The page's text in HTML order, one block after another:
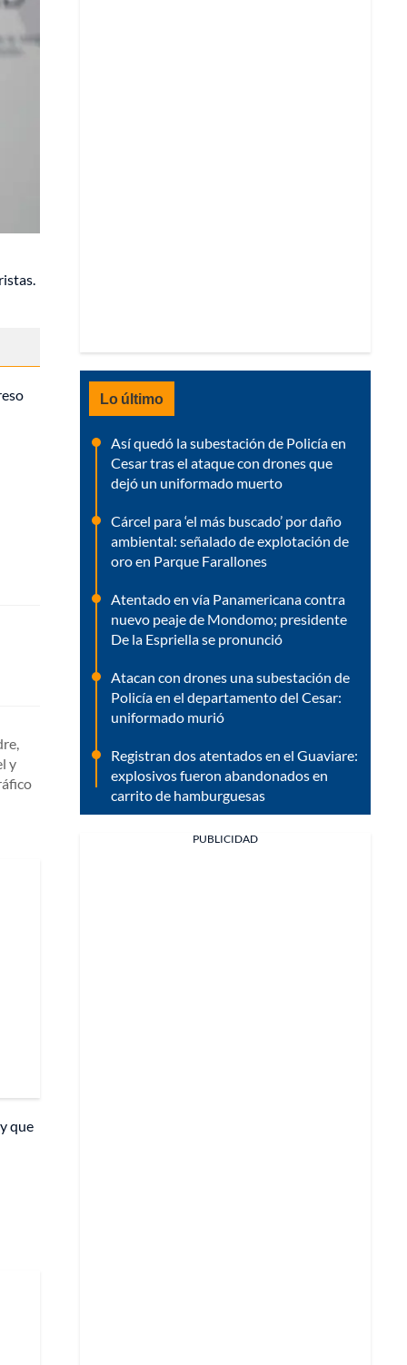
y
que
Lo último
Así quedó la subestación de Policía en
Cesar tras el ataque con drones que
dejó un uniformado muerto
Cárcel para ‘el más buscado’ por daño
ambiental: señalado de explotación de
oro en Parque Farallones
Atentado en vía Panamericana contra
nuevo peaje de Mondomo; presidente
De la Espriella se pronunció
Atacan con drones una subestación de
Policía en el departamento del Cesar:
uniformado murió
Registran dos atentados en el Guaviare:
explosivos fueron abandonados en
carrito de hamburguesas
PUBLICIDAD